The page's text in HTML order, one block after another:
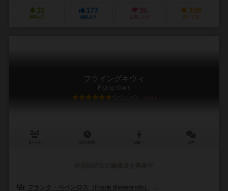
31
興味あり
177
経験あり
35
お気に入り
109
持ってる
フライングキウィ
Flying Kiwis
6.3
フランク・ベベンロス（Frank Bebenroth）